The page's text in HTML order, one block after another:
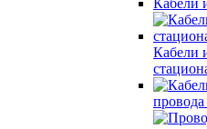
Кабели
Кабели
провода